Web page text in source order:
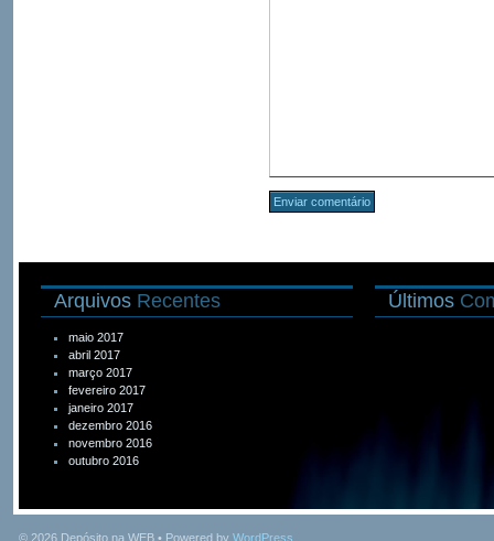
Arquivos Recentes
maio 2017
abril 2017
março 2017
fevereiro 2017
janeiro 2017
dezembro 2016
novembro 2016
outubro 2016
Últimos
© 2026 Depósito na WEB • Powered by WordPress